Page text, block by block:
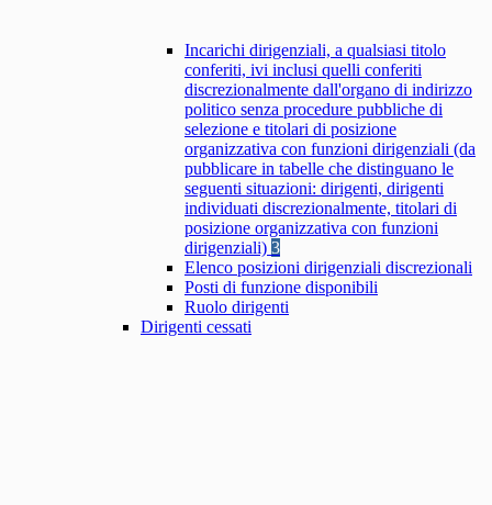
Incarichi dirigenziali, a qualsiasi titolo
conferiti, ivi inclusi quelli conferiti
discrezionalmente dall'organo di indirizzo
politico senza procedure pubbliche di
selezione e titolari di posizione
organizzativa con funzioni dirigenziali (da
pubblicare in tabelle che distinguano le
seguenti situazioni: dirigenti, dirigenti
individuati discrezionalmente, titolari di
posizione organizzativa con funzioni
dirigenziali) 3
Elenco posizioni dirigenziali discrezionali
Posti di funzione disponibili
Ruolo dirigenti
Dirigenti cessati